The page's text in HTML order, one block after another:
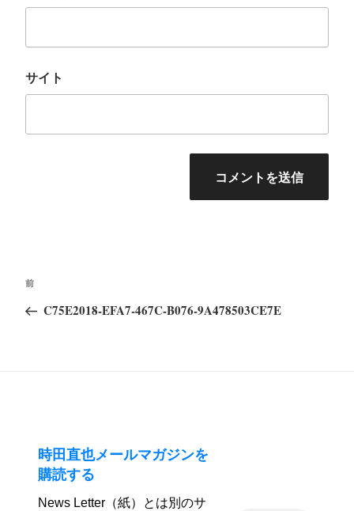
サイト
投
ナ
ン
前
の
前
C75E2018-EFA7-467C-B076-9A478503CE7E
時田直也メールマガジンを
購読する
News Letter（紙）とは別のサ